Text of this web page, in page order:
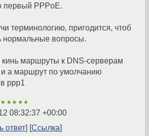
первый PPPoE.
терминологию, пригодится, чтоб
нормальные вопросы.
кинь маршруты к DNS-серверам
и а маршрут по умолчанию
ppp1
★★★★★
08:32:37 +00:00
ответ
Ссылка